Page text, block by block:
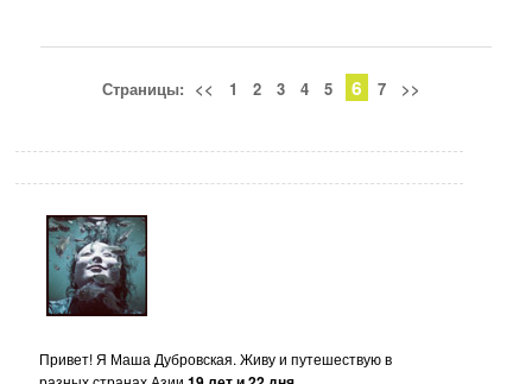
Страницы: << 1 2 3 4 5 6 7 >>
Привет! Я Маша Дубровская. Живу и путешествую в